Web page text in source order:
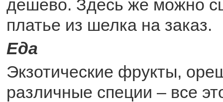
дешево. Здесь же можно
платье из шелка на заказ.
Еда
Экзотические фрукты,
различные специи – все